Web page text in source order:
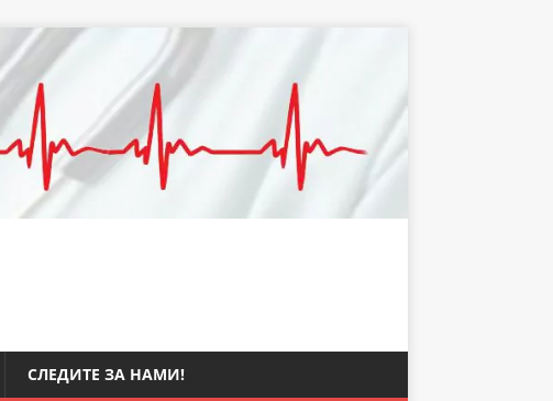
СЛЕДИТЕ ЗА НАМИ!